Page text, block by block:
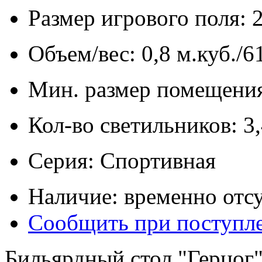
Размер игрового поля:
Объем/вес: 0,8 м.куб./
Мин. размер
Кол-во светильников:
Серия: Спортивная
Наличие: временно
Сообщить при